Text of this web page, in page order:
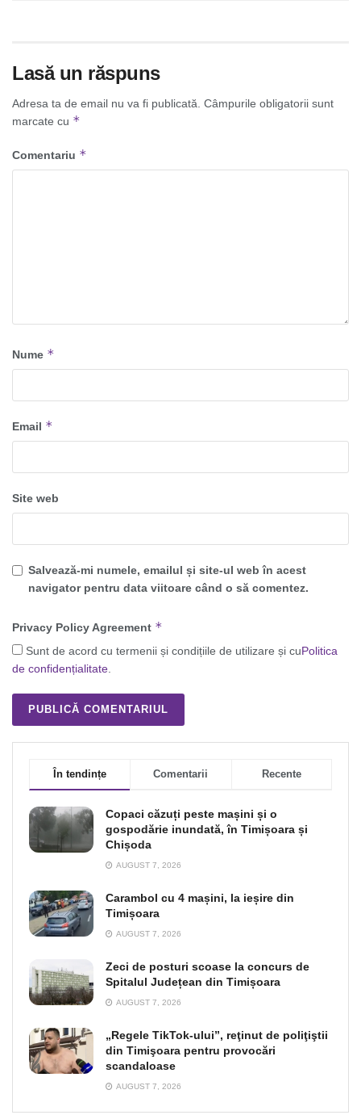
Lasă un răspuns
Adresa ta de email nu va fi publicată. Câmpurile obligatorii sunt
marcate cu *
Comentariu *
Nume *
Email *
Site web
Salvează-mi numele, emailul și site-ul web în acest
navigator pentru data viitoare când o să comentez.
Privacy Policy Agreement *
Sunt de acord cu termenii și condițiile de utilizare și cuPolitica
de confidențialitate.
În tendințe Comentarii Recente
Copaci căzuți peste mașini și o
gospodărie inundată, în Timișoara și
Chișoda
AUGUST 7, 2026
Carambol cu 4 mașini, la ieșire din
Timișoara
AUGUST 7, 2026
Zeci de posturi scoase la concurs de
Spitalul Județean din Timișoara
AUGUST 7, 2026
„Regele TikTok-ului”, reţinut de poliţiştii
din Timişoara pentru provocări
scandaloase
AUGUST 7, 2026